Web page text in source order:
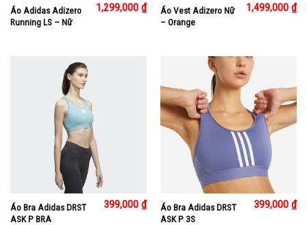
Áo Adidas Adizero
Running LS – Nữ
1,299,000₫
Áo Vest Adizero Nữ
– Orange
1,499,000₫
Áo Bra Adidas DRST
ASK P BRA
399,000₫
Áo Bra Adidas DRST
ASK P 3S
399,000₫